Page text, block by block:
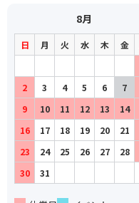
8月
日 月 火 水 木 金
2
3 4 5 6 7
9
10 11 12 13 14
16
17 18 19 20 21
23
24 25 26 27 28
30
31